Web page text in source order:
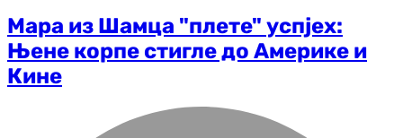
Мара из Шамца "плете" успјех:
Њене корпе стигле до Америке и
Кине